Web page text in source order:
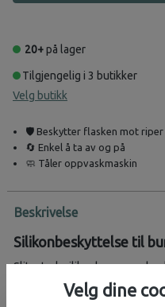
20+på lager
Tilgjengelig i 3 butikker
Velg butikk
🛡️ Beskytter flasken mot
🔄 Enkel å ta av og på
🧼 Tåler oppvaskmaskin
Beskrivelse
Silikonbeskyttelse til
Slitesterk silikonbunn som
slitasje. Passer til Hydro
oz (946 ml) og 40 oz (1,182
Velg dine